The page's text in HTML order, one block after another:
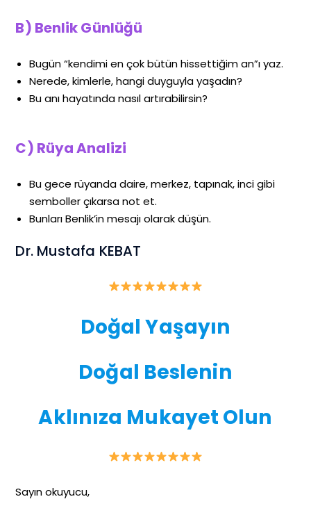
B) Benlik Günlüğü
Bugün “kendimi en çok bütün hissettiğim an”ı yaz.
Nerede, kimlerle, hangi duyguyla yaşadın?
Bu anı hayatında nasıl artırabilirsin?
C) Rüya Analizi
Bu gece rüyanda daire, merkez, tapınak, inci gibi
semboller çıkarsa not et.
Bunları Benlik’in mesajı olarak düşün.
Dr. Mustafa KEBAT
Doğal Yaşayın
Doğal Beslenin
Aklınıza Mukayet Olun
Sayın okuyucu,